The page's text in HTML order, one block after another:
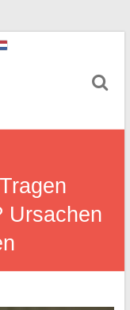
Ursachen